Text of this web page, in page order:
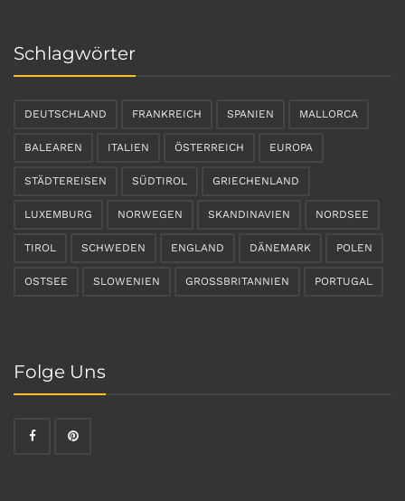
Schlagwörter
DEUTSCHLAND FRANKREICH SPANIEN MALLORCA
BALEAREN ITALIEN ÖSTERREICH EUROPA
STÄDTEREISEN SÜDTIROL GRIECHENLAND
LUXEMBURG NORWEGEN SKANDINAVIEN NORDSEE
TIROL SCHWEDEN ENGLAND DÄNEMARK POLEN
OSTSEE SLOWENIEN GROSSBRITANNIEN PORTUGAL
Folge Uns